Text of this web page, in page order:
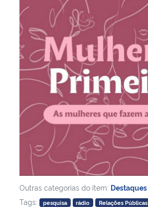
Outras categorias do item: Destaques
Tags:
pesquisa rádio Relações Públicas